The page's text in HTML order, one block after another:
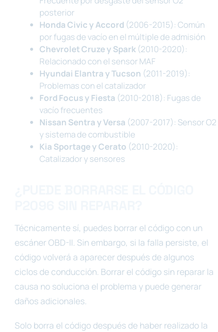
posterior
Honda Civic y Accord (2006-2015): Común
por fugas de vacío en el múltiple de admisión
Chevrolet Cruze y Spark (2010-2020):
Relacionado con el sensor MAF
Hyundai Elantra y Tucson (2011-2019):
Problemas con el catalizador
Ford Focus y Fiesta (2010-2018): Fugas de
vacío frecuentes
Nissan Sentra y Versa (2007-2017): Sensor O2
y sistema de combustible
Kia Sportage y Cerato (2010-2020):
Catalizador y sensores
Técnicamente sí, puedes borrar el código con un
escáner OBD-II. Sin embargo, si la falla persiste, el
código volverá a aparecer después de algunos
ciclos de conducción. Borrar el código sin reparar la
causa no soluciona el problema y puede generar
daños adicionales.
Solo borra el código después de haber realizado la